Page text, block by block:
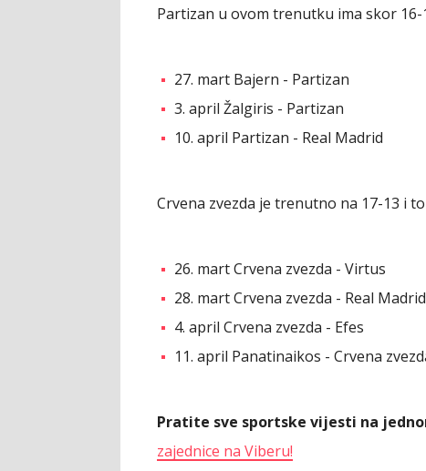
Partizan u ovom trenutku ima skor 16-
27. mart Bajern - Partizan
3. april Žalgiris - Partizan
10. april Partizan - Real Madrid
Crvena zvezda je trenutno na 17-13 i
26. mart Crvena zvezda - Virtus
28. mart Crvena zvezda - Real Madrid
4. april Crvena zvezda - Efes
11. april Panatinaikos - Crvena
Pratite sve sportske vijesti na
zajednice na Viberu!